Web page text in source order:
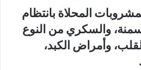
المحلاة بانتظام
والسكري من النوع
وأمراض الكبد،